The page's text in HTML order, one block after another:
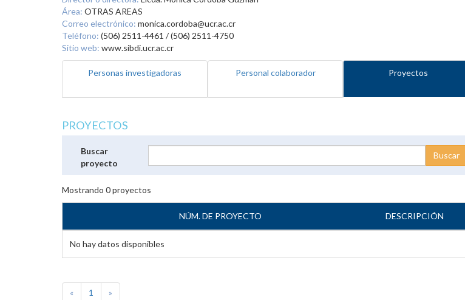
Área: OTRAS AREAS
Correo electrónico: monica.cordoba@ucr.ac.cr
Teléfono: (506) 2511-4461 / (506) 2511-4750
Sitio web: www.sibdi.ucr.ac.cr
Personas investigadoras Personal colaborador Proyectos
PROYECTOS
Buscar
proyecto
Mostrando 0proyectos
NÚM. DE PROYECTO DESCRIPCIÓN
No hay datos disponibles
« 1 »